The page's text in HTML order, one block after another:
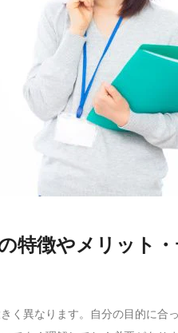
特徴やメリット
く異なります。自分の目的に合